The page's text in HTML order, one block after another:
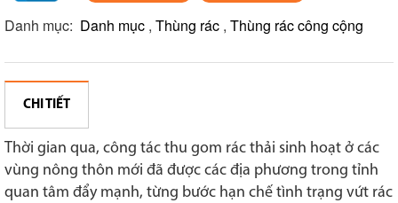
Danh mục: Danh mục , Thùng rác , Thùng rác công cộng
CHI TIẾT
Thời gian qua, công tác thu gom rác thải sinh hoạt ở các
vùng nông thôn mới đã được các địa phương trong tỉnh
quan tâm đẩy mạnh, từng bước hạn chế tình trạng vứt rác